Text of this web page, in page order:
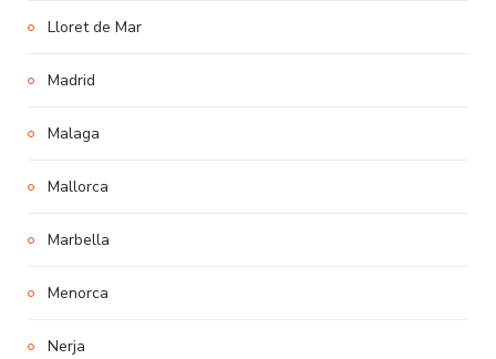
Lloret de Mar
Madrid
Malaga
Mallorca
Marbella
Menorca
Nerja